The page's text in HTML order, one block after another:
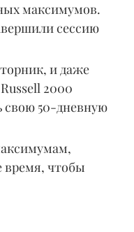
максимумов.
сессию
и даже
2000
свою 50-дневную
чтобы